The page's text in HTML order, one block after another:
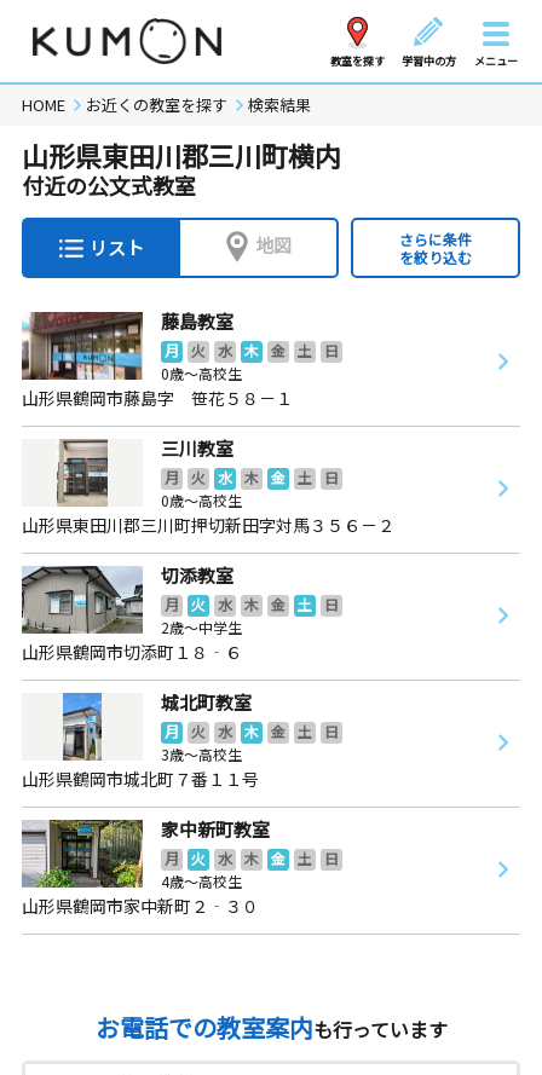
教室を探す 学習中の方 メニュー
HOME お近くの教室を探す 検索結果
山形県東田川郡三川町横内
付近の公文式教室
リスト 地図
さらに条件
を絞り込む
藤島教室
月 火 水 木 金 土
日
0歳～高校生
山形県鶴岡市藤島字 笹花５８－１
三川教室
月 火 水 木 金 土
日
0歳～高校生
山形県東田川郡三川町押切新田字対馬３５６－２
切添教室
月 火 水 木 金 土
日
2歳～中学生
山形県鶴岡市切添町１８‐６
城北町教室
月 火 水 木 金 土
日
3歳～高校生
山形県鶴岡市城北町７番１１号
家中新町教室
月 火 水 木 金 土
日
4歳～高校生
山形県鶴岡市家中新町２‐３０
お電話での教室案内も行っています